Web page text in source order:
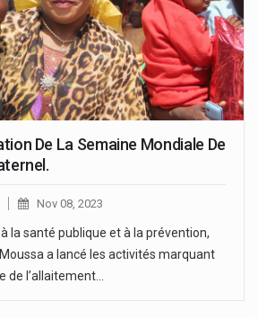
De La Semaine Mondiale De
Nov 08, 2023
la santé publique et à la prévention,
a lancé les activités marquant
de l’allaitement…